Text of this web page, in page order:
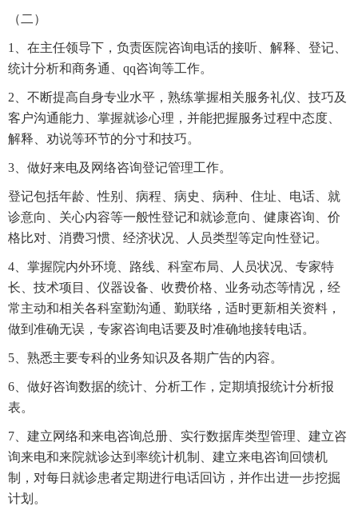
（二）
1、在主任领导下，负责医院咨询电话的接听、解释、登记、
统计分析和商务通、qq咨询等工作。
2、不断提高自身专业水平，熟练掌握相关服务礼仪、技巧及
客户沟通能力、掌握就诊心理，并能把握服务过程中态度、
解释、劝说等环节的分寸和技巧。
3、做好来电及网络咨询登记管理工作。
登记包括年龄、性别、病程、病史、病种、住址、电话、就
诊意向、关心内容等一般性登记和就诊意向、健康咨询、价
格比对、消费习惯、经济状况、人员类型等定向性登记。
4、掌握院内外环境、路线、科室布局、人员状况、专家特
长、技术项目、仪器设备、收费价格、业务动态等情况，经
常主动和相关各科室勤沟通、勤联络，适时更新相关资料，
做到准确无误，专家咨询电话要及时准确地接转电话。
5、熟悉主要专科的业务知识及各期广告的内容。
6、做好咨询数据的统计、分析工作，定期填报统计分析报
表。
7、建立网络和来电咨询总册、实行数据库类型管理、建立咨
询来电和来院就诊达到率统计机制、建立来电咨询回馈机
制，对每日就诊患者定期进行电话回访，并作出进一步挖掘
计划。